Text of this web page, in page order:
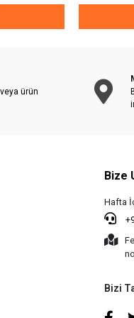
ürün
Bize
Hafta
Bizi